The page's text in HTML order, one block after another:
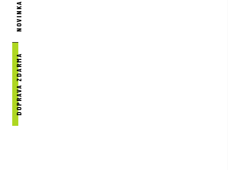
NOVINKA
DOPRAVA ZDARMA